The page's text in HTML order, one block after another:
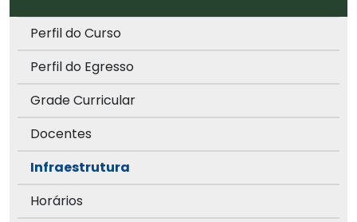
Perfil do Curso
Perfil do Egresso
Grade Curricular
Docentes
Infraestrutura
Horários